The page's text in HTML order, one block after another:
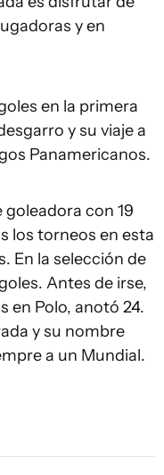
y en
en la primera
y su viaje a
Panamericanos.
goleadora con 19
los torneos en esta
En la selección de
Antes de irse,
en Polo, anotó 24.
y su nombre
a un Mundial.